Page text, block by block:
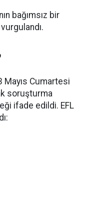
bağımsız bir
Cumartesi
soruşturma
ifade edildi. EFL